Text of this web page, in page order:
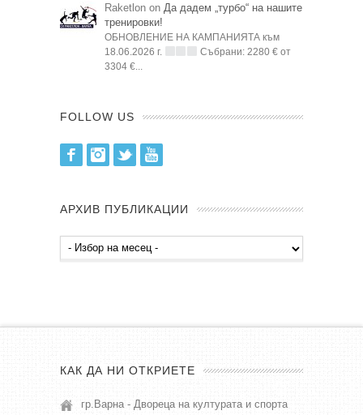
Raketlon on Да дадем „турбо“ на нашите
тренировки!
ОБНОВЛЕНИЕ НА КАМПАНИЯТА към
18.06.2026 г.
Събрани: 2280 € от
3304 €...
FOLLOW US
FacebookInstagram
Twitter
АРХИВ ПУБЛИКАЦИИ
Архив
публикации
КАК ДА НИ ОТКРИЕТЕ
гр.Варна - Двореца на културата и спорта